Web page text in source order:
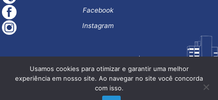
Facebook
Instagram
Usamos cookies para otimizar e garantir uma melhor
experiência em nosso site. Ao navegar no site você concorda
com isso.